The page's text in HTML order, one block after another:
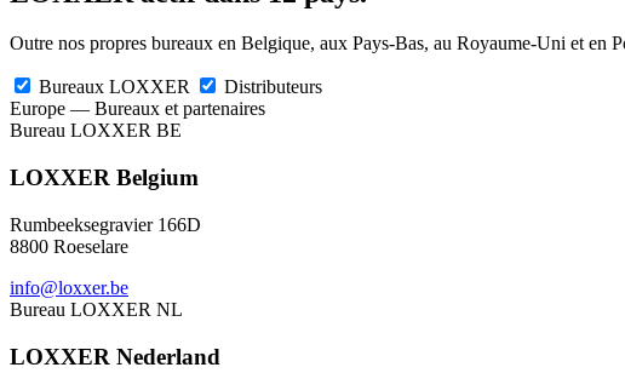
Outre nos propres bureaux en Belgique, aux Pays-Bas, au Royaume-Uni et en
Bureaux LOXXER
Distributeurs
Europe — Bureaux et partenaires
Bureau LOXXER BE
LOXXER Belgium
Rumbeeksegravier 166D
8800 Roeselare
info@loxxer.be
Bureau LOXXER NL
LOXXER Nederland